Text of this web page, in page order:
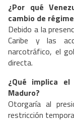
¿Por qué
cambio de
Debido a la
Caribe y las
narcotráfico, el
directa.
¿Qué implica
Maduro?
Otorgaría al
restricción